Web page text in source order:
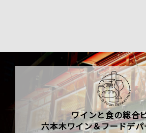
ワインと食の総合
六本木ワイン＆フードデ